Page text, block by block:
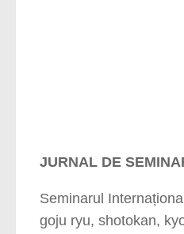
JURNAL DE
Seminarul
goju ryu, shotokan,